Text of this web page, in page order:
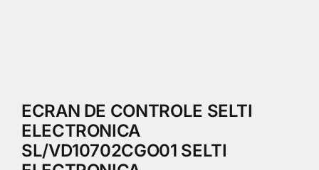
ECRAN DE CONTROLE SELTI
ELECTRONICA
SL/VD10702CGO01 SELTI